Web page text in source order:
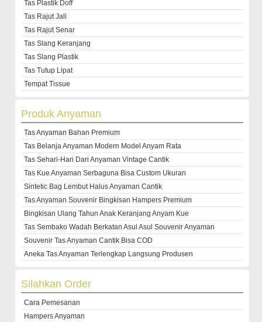
Tas Plastik Doff
Tas Rajut Jali
Tas Rajut Senar
Tas Slang Keranjang
Tas Slang Plastik
Tas Tutup Lipat
Tempat Tissue
Produk Anyaman
Tas Anyaman Bahan Premium
Tas Belanja Anyaman Modern Model Anyam Rata
Tas Sehari-Hari Dari Anyaman Vintage Cantik
Tas Kue Anyaman Serbaguna Bisa Custom Ukuran
Sintetic Bag Lembut Halus Anyaman Cantik
Tas Anyaman Souvenir Bingkisan Hampers Premium
Bingkisan Ulang Tahun Anak Keranjang Anyam Kue
Tas Sembako Wadah Berkatan Asul Asul Souvenir Anyaman
Souvenir Tas Anyaman Cantik Bisa COD
Aneka Tas Anyaman Terlengkap Langsung Produsen
Silahkan Order
Cara Pemesanan
Hampers Anyaman